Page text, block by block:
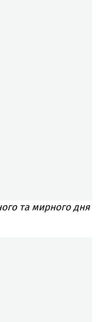
та мирного дня